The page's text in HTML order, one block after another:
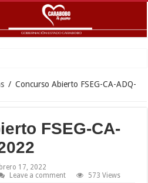
d
/ Concurso Abierto FSEG-CA-ADQ-
FSEG-CA-
17, 2022
Leave a comment 573 Views